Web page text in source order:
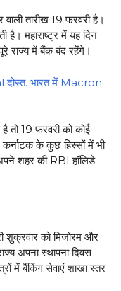
तारीख 19 फरवरी है।
है। महाराष्ट्र में यह दिन
राज्य में बैंक बंद रहेंगे।
भारत में Macron
तो 19 फरवरी को कोई
के कुछ हिस्सों में भी
शहर की RBI हॉलिडे
को मिजोरम और
अपना स्थापना दिवस
में बैंकिंग सेवाएं शाखा स्तर